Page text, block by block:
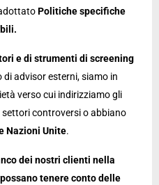
Politiche specifiche
e di strumenti di screening
advisor esterni, siamo in
verso cui indirizziamo gli
controversi o abbiano
Nazioni Unite.
dei nostri clienti nella
tenere conto delle